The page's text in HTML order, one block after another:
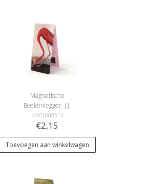
Magnetische
Boekenlegger, J.J.
Audubon, Flamingo
KMCL000514
€2,15
Toevoegen aan winkelwagen